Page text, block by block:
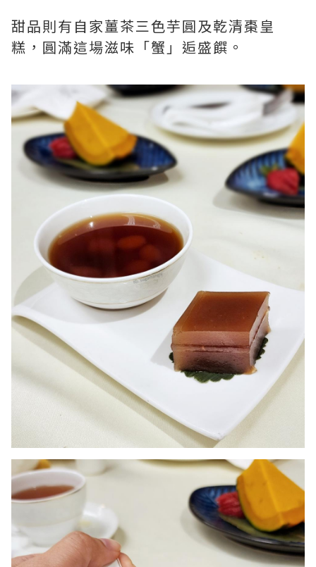
甜品則有自家薑茶三色芋圓及乾清棗皇
糕，圓滿這場滋味「蟹」逅盛饌。